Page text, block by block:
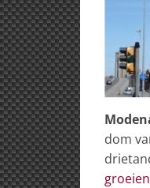
dom